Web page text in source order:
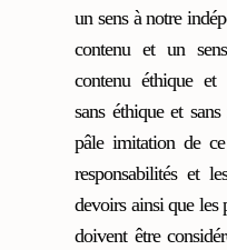
un sens à notre
contenu et un
contenu éthique et
sans éthique et
pâle imitation de
responsabilités et
devoirs ainsi que les
doivent être